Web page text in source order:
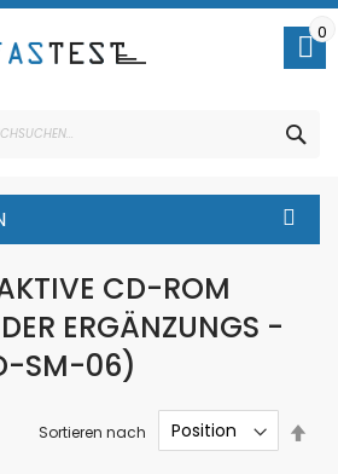
0
CD-ROM
ERGÄNZUNGS -
SM-06)
Sortieren nach